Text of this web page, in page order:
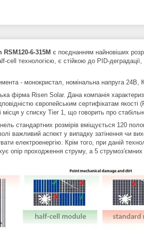
6-315M є поєднанням найновіших
cell технологією, є стійкою до PID-
- монокристал, номінальна напруга 24В,
фірма Risen Solar. Дана компанія
європейським сертифікатам якості
місця у списку Tier 1, що говорить про
стандартних розмірів вміщується 120
важливий аспект у випадку затінення чи
електроенергію. Крім того, при даній
опір проходження струму, а 5